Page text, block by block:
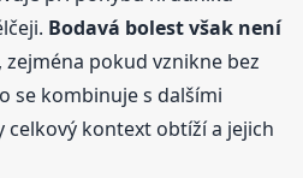
Bodavá bolestvšak není
, zejména pokud vznikne bez
se kombinuje s dalšími
celkový kontext obtíží a jejich